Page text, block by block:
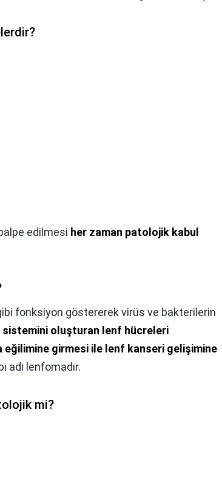
edilmesi her zaman patolojik kabul
fonksiyon göstererek virüs ve bakterilerin
sistemini oluşturan lenf hücreleri
girmesi ile lenf kanseri gelişimine
adı lenfomadır.
mi?